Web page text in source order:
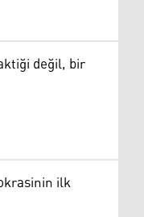
değil, bir
ilk